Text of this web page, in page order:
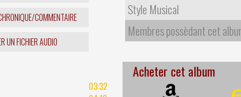
COMMENTAIRE
UN FICHIER AUDIO
Style Musical
Membres possèdant cet
03:32
Acheter cet album